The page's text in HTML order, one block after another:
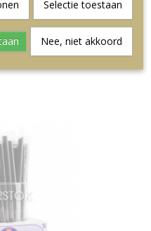
Selectie toestaan
Nee, niet akkoord